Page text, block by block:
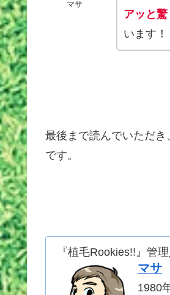
マサ
アッと
います！
最後まで読んでいただ
です。
『植毛Rookies!!』管
マサ
1980